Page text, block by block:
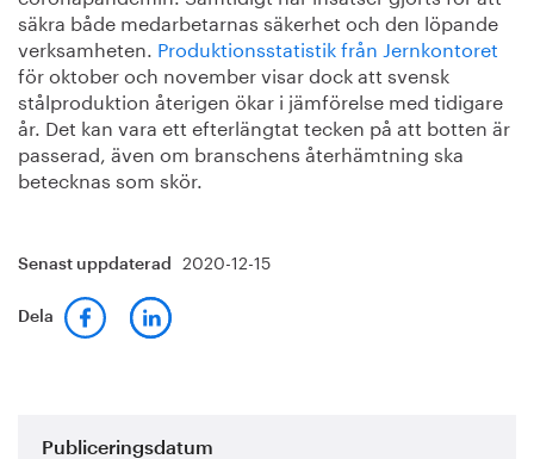
säkra både medarbetarnas säkerhet och den löpande
verksamheten. Produktionsstatistik från Jernkontoret
för oktober och november visar dock att svensk
stålproduktion återigen ökar i jämförelse med tidigare
år. Det kan vara ett efterlängtat tecken på att botten är
passerad, även om branschens återhämtning ska
betecknas som skör.
Senast uppdaterad 2020-12-15
Dela
Publiceringsdatum